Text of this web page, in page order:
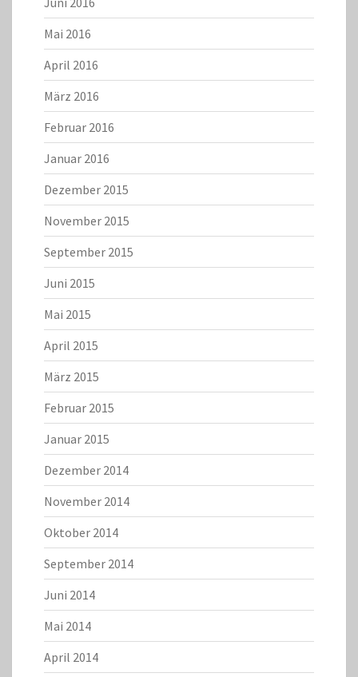
Mai 2016
April 2016
März 2016
Februar 2016
Januar 2016
Dezember 2015
November 2015
September 2015
Juni 2015
Mai 2015
April 2015
März 2015
Februar 2015
Januar 2015
Dezember 2014
November 2014
Oktober 2014
September 2014
Juni 2014
Mai 2014
April 2014